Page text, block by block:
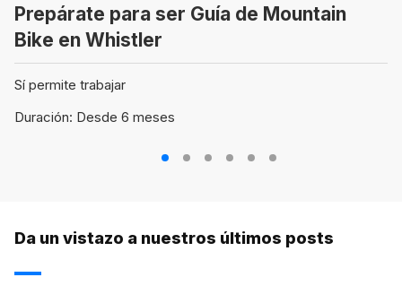
Prepárate para ser Guía de Mountain
Bike en Whistler
Sí permite trabajar
Duración: Desde 6 meses
3 4 5 6
Da un vistazo a nuestros últimos posts